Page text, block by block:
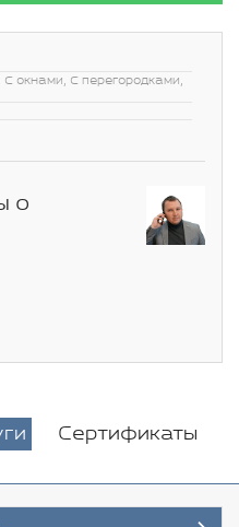
окнами, С перегородками,
о
Сертификаты